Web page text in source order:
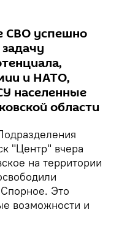
СВО успешно
и НАТО,
населенные
области
"Центр" вчера
на территории
Это
возможности и